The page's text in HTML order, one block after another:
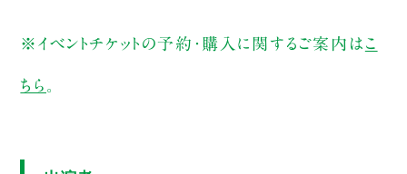
※イベントチケットの予約・購入に関するご案内は こ
ちら